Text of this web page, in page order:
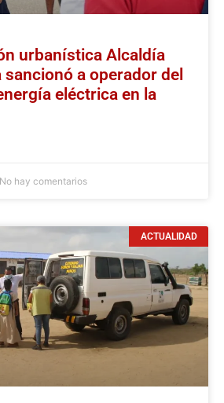
urbanística Alcaldía
sancionó a operador del
eléctrica en la
No hay comentarios
ACTUALIDAD